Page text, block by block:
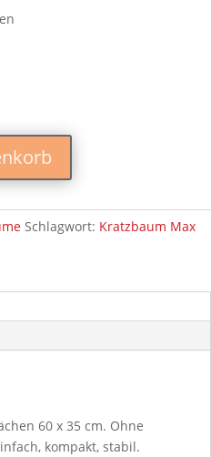
Schlagwort: Kratzbaum Max
60 x 35 cm. Ohne
kompakt, stabil.